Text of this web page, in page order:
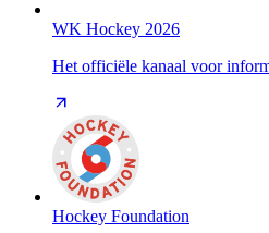
WK Hockey 2026
Het officiële kanaal voor
Hockey Foundation